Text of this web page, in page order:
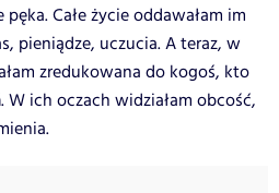
Całe życie oddawałam im
pieniądze, uczucia. A teraz, w
zredukowana do kogoś, kto
. W ich oczach widziałam obcość,